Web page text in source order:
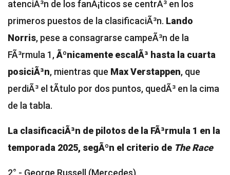
atenciÃ³n de los fanÃ¡ticos se centrÃ³ en los
primeros puestos de la clasificaciÃ³n. Lando
Norris, pese a consagrarse campeÃ³n de la
FÃ³rmula 1,Ãºnicamente escalÃ³ hasta la cuarta
posiciÃ³n, mientras que Max Verstappen, que
perdiÃ³ el tÃ­tulo por dos puntos, quedÃ³ en la cima
de la tabla.
La clasificaciÃ³n de pilotos de la FÃ³rmula 1 en la
temporada 2025, segÃºn el criterio de The Race
2° - George Russell (Mercedes)